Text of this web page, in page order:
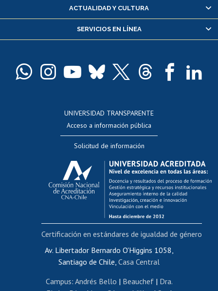
Servicio médico y dental
Pago de arancel y crédito alumnos
Docentes
Evaluación docente
Calificación académica
Postulación al AUCAI
Funcionarias/os
Cursos internos de capacitación
Bienestar del personal
Portal de movilidad interna
Certificado de renta
Certificado de renta honorarios
Editar páginas blancas
ACTUALIDAD Y CULTURA
SERVICIOS EN LÍNEA
UNIVERSIDAD TRANSPARENTE
Acceso a información pública
Solicitud de información
Av. Libertador Bernardo O'Higgins 1058,
Santiago de Chile, Casa Central
Campus: Andrés Bello | Beauchef| Dra.
Certificación en estándares de igualdad de género